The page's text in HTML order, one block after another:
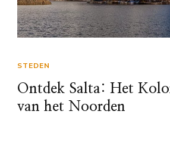
STEDEN
Ontdek Salta: Het
van het Noorden